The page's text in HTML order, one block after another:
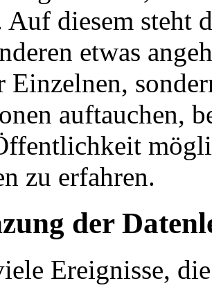
diesem steht
etwas
Einzelnen,
auftauchen,
zu erfahren.
der
Ereignisse,